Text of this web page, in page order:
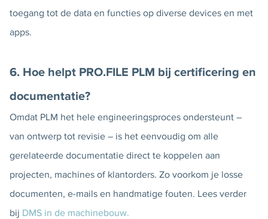
toegang tot de data en functies op diverse devices en met
apps.
6. Hoe helpt PRO.FILE PLM bij certificering en
documentatie?
Omdat PLM het hele engineeringsproces ondersteunt –
van ontwerp tot revisie – is het eenvoudig om alle
gerelateerde documentatie direct te koppelen aan
projecten, machines of klantorders. Zo voorkom je losse
documenten, e-mails en handmatige fouten. Lees verder
bij DMS in de machinebouw.